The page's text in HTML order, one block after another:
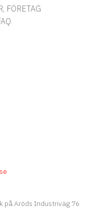
FÖRETAG
på Aröds Industriväg 76